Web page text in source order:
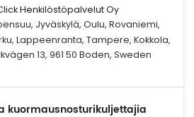
Henkilöstöpalvelut Oy
Jyväskylä, Oulu, Rovaniemi,
Lappeenranta, Tampere, Kokkola,
13, 961 50 Boden, Sweden
kuormausnosturikuljettajia